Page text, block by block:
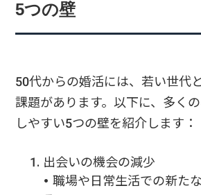
5つの壁
50代からの婚活には、若い世代
課題があります。以下に、多く
しやすい5つの壁を紹介します：
出会いの機会の減少
• 職場や日常生活での新た